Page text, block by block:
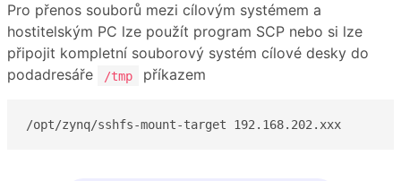
Pro přenos souborů mezi cílovým systémem a
hostitelským PC lze použít program SCP nebo si lze
připojit kompletní souborový systém cílové desky do
podadresáře
/tmp příkazem
/opt/zynq/sshfs-mount-target 192.168.202.xxx